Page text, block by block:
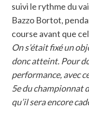
suivi le rythme du
Bazzo Bortot,
course avant que
On s’était fixé un
donc atteint. Pour
performance, avec
5e du championnat
qu’il sera encore